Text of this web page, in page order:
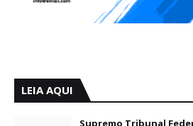
LEIA AQUI
Supremo Tribunal